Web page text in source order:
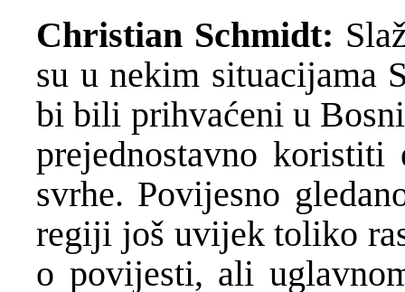
Christian Schmidt:
su u nekim situacijama
bi bili prihvaćeni u
prejednostavno
svrhe. Povijesno
regiji još uvijek toliko
o povijesti, ali